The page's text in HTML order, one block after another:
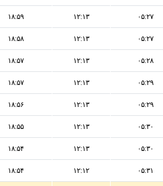
۰۵:۲۷ ۱۲:۱۳ ۱۸:۵۹
۰۵:۲۷ ۱۲:۱۳ ۱۸:۵۸
۰۵:۲۸ ۱۲:۱۳ ۱۸:۵۷
۰۵:۲۹ ۱۲:۱۳ ۱۸:۵۷
۰۵:۲۹ ۱۲:۱۳ ۱۸:۵۶
۰۵:۳۰ ۱۲:۱۳ ۱۸:۵۵
۰۵:۳۰ ۱۲:۱۳ ۱۸:۵۴
۰۵:۳۱ ۱۲:۱۲ ۱۸:۵۴